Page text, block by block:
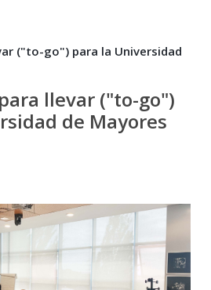
("to-go") para la Universidad
llevar ("to-go")
de Mayores